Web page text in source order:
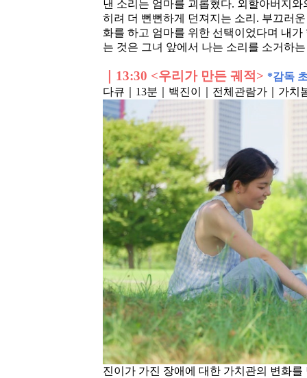
낸 소리는 엄마를 괴롭혔다. 외할아버지
히려 더 뻔뻔하게 던져지는 소리. 부끄러
화를 하고 엄마를 위한 선택이었다며 내
는 것은 그녀 앞에서 나는 소리를 소거하
13:30 <우리가 만든 궤적> *감독
다큐｜13분 ｜백진이 ｜전체관람가 ｜가치
진이가 가진 장애에 대한 가치관의 변화